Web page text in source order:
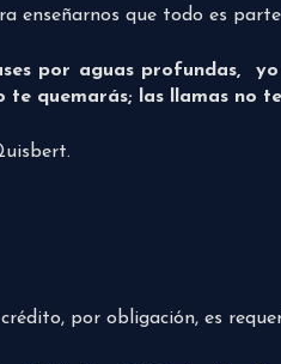
enseñarnos que todo es
por aguas profundas,
te quemarás; las llamas no
crédito, por obligación, es